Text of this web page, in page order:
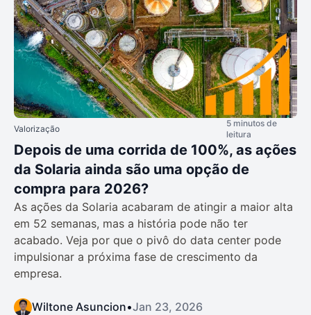
Valorização
5 minutos de
leitura
Depois de uma corrida de 100%, as ações
da Solaria ainda são uma opção de
compra para 2026?
As ações da Solaria acabaram de atingir a maior alta
em 52 semanas, mas a história pode não ter
acabado. Veja por que o pivô do data center pode
impulsionar a próxima fase de crescimento da
empresa.
Wiltone Asuncion•Jan 23, 2026